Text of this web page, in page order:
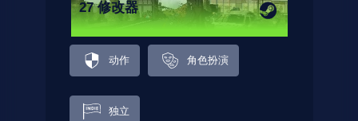
27 修改器
动作 角色扮演
独立